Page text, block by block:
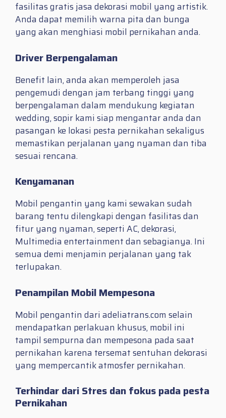
fasilitas gratis jasa dekorasi mobil yang artistik.
Anda dapat memilih warna pita dan bunga
yang akan menghiasi mobil pernikahan anda.
Driver Berpengalaman
Benefit lain, anda akan memperoleh jasa
pengemudi dengan jam terbang tinggi yang
berpengalaman dalam mendukung kegiatan
wedding, sopir kami siap mengantar anda dan
pasangan ke lokasi pesta pernikahan sekaligus
memastikan perjalanan yang nyaman dan tiba
sesuai rencana.
Kenyamanan
Mobil pengantin yang kami sewakan sudah
barang tentu dilengkapi dengan fasilitas dan
fitur yang nyaman, seperti AC, dekorasi,
Multimedia entertainment dan sebagianya. Ini
semua demi menjamin perjalanan yang tak
terlupakan.
Penampilan Mobil Mempesona
Mobil pengantin dari adeliatrans.com selain
mendapatkan perlakuan khusus, mobil ini
tampil sempurna dan mempesona pada saat
pernikahan karena tersemat sentuhan dekorasi
yang mempercantik atmosfer pernikahan.
Terhindar dari Stres dan fokus pada pesta
Pernikahan